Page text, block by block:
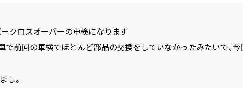
クロスオーバーの車検になります
で前回の車検でほとんど部品の交換をしていなかったみたいで、
し。